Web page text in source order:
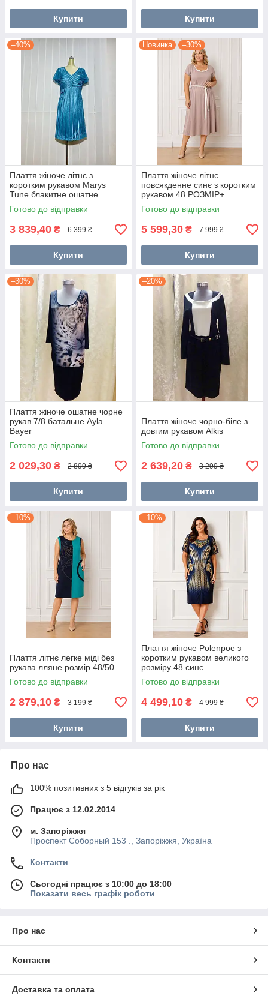
Купити Купити
–40%
Плаття жіноче літнє з
коротким рукавом Marys
Tune блакитне ошатне
яскравий розмір + великий
розмір
Готово до відправки
3 839,40 ₴ 6 399 ₴
Купити
Новинка –30%
Плаття жіноче літнє
повсякденне синє з коротким
рукавом 48 РОЗМІР+
Готово до відправки
5 599,30 ₴ 7 999 ₴
Купити
–30%
Плаття жіноче ошатне чорне
рукав 7/8 батальне Ayla
Bayer
Готово до відправки
2 029,30 ₴ 2 899 ₴
Купити
–20%
Плаття жіноче чорно-біле з
довгим рукавом Alkis
Готово до відправки
2 639,20 ₴ 3 299 ₴
Купити
–10%
Плаття літнє легке міді без
рукава лляне розмір 48/50
Готово до відправки
2 879,10 ₴ 3 199 ₴
Купити
–10%
Плаття жіноче Polenpoe з
коротким рукавом великого
розміру 48 синє
Готово до відправки
4 499,10 ₴ 4 999 ₴
Купити
Про нас
100% позитивних з 5 відгуків за рік
Працює з 12.02.2014
м. Запоріжжя
Проспект Соборный 153 ., Запоріжжя, Україна
Контакти
Сьогодні працює з 10:00 до 18:00
Показати весь графік роботи
Про нас
Контакти
Доставка та оплата